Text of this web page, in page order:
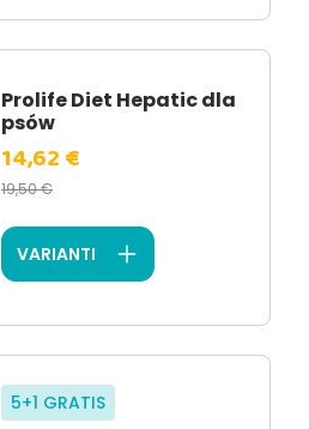
Prolife Diet Hepatic dla
psów
14,62 €
19,50 €
VARIANTI
5+1 GRATIS